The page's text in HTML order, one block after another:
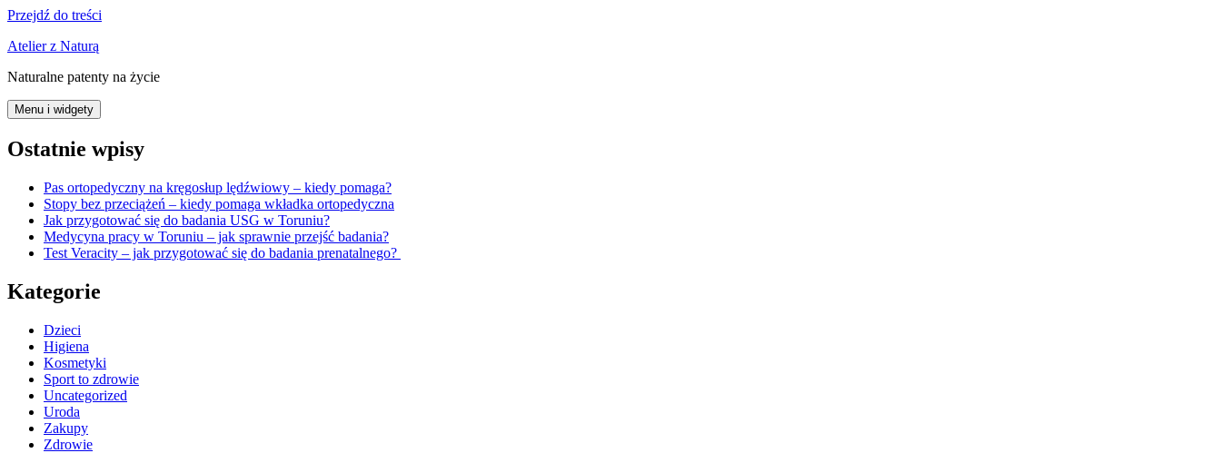
Przejdź do treści
Atelier z Naturą
Naturalne patenty na życie
Menu i widgety
Ostatnie wpisy
Pas ortopedyczny na kręgosłup lędźwiowy – kiedy pomaga?
Stopy bez przeciążeń – kiedy pomaga wkładka ortopedyczna
Jak przygotować się do badania USG w Toruniu?
Medycyna pracy w Toruniu – jak sprawnie przejść badania?
Test Veracity – jak przygotować się do badania prenatalnego?
Kategorie
Dzieci
Higiena
Kosmetyki
Sport to zdrowie
Uncategorized
Uroda
Zakupy
Zdrowie